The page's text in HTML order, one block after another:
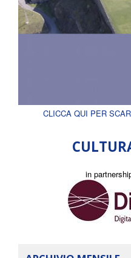
CLICCA QUI PER
in